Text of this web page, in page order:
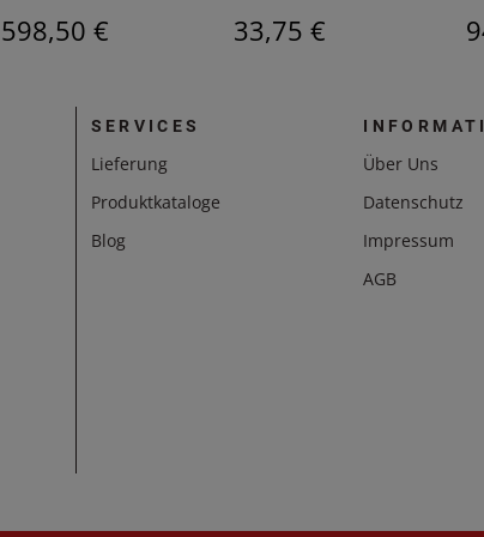
598,50 € 33,75 €
SERVICES
Lieferung
Produktkataloge
Blog
Über Uns
Datenschutz
Impressum
AGB